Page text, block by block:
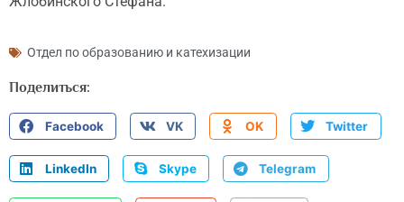
Отдел по образованию и катехизации
Поделиться:
Facebook VK OK Twitter
LinkedIn Skype Telegram